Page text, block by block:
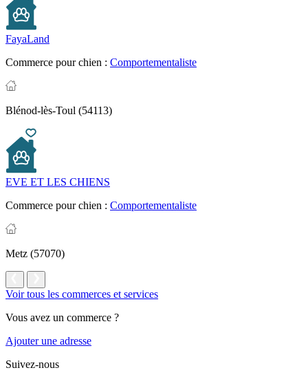
FayaLand
Commerce pour chien : Comportementaliste
Blénod-lès-Toul (54113)
EVE ET LES CHIENS
Commerce pour chien : Comportementaliste
Metz (57070)
Voir tous les commerces et services
Vous avez un commerce ?
Ajouter une adresse
Suivez-nous